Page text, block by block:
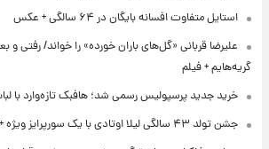
استایل متفاوت افسانه بایگان در ۶۴ سالگی + عکس
علیرضا قربانی «گل‌های باران خورده» را خواند/ رفتی و
گریه‌هایم + فیلم
خرید جدید پرسپولیس رسمی شد؛ هافبک تازه‌وارد
جشن تولد ۴۳ سالگی لیلا اوتادی با یک سورپرایز ویژه + فیلم